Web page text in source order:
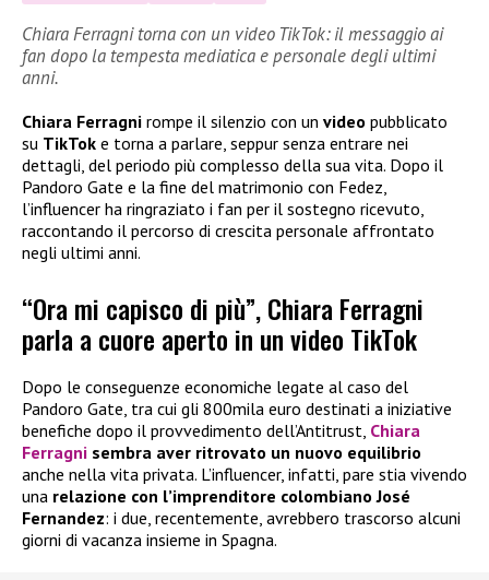
Chiara Ferragni torna con un video TikTok: il messaggio ai
fan dopo la tempesta mediatica e personale degli ultimi
anni.
Chiara Ferragni rompe il silenzio con un video pubblicato
su TikTok e torna a parlare, seppur senza entrare nei
dettagli, del periodo più complesso della sua vita. Dopo il
Pandoro Gate e la fine del matrimonio con Fedez,
l’influencer ha ringraziato i fan per il sostegno ricevuto,
raccontando il percorso di crescita personale affrontato
negli ultimi anni.
“Ora mi capisco di più”, Chiara Ferragni
parla a cuore aperto in un video TikTok
Dopo le conseguenze economiche legate al caso del
Pandoro Gate, tra cui gli 800mila euro destinati a iniziative
benefiche dopo il provvedimento dell’Antitrust, Chiara
Ferragni sembra aver ritrovato un nuovo equilibrio
anche nella vita privata. L’influencer, infatti, pare stia vivendo
una relazione con l’imprenditore colombiano José
Fernandez: i due, recentemente, avrebbero trascorso alcuni
giorni di vacanza insieme in Spagna.